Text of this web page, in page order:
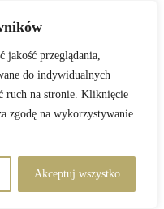
przeglądania,
do indywidualnych
ruch na stronie. Kliknięcie
zgodę na wykorzystywanie
Akceptuj wszystko